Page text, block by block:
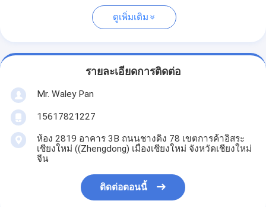
ดูเพิ่มเติม
รายละเอียดการติดต่อ
Mr. Waley Pan
15617821227
ห้อง 2819 อาคาร 3B ถนนชางดิง 78 เขตการค้าอิสระ
เชียงใหม่ ((Zhengdong) เมืองเชียงใหม่ จังหวัดเชียงใหม่
จีน
ติดต่อตอนนี้